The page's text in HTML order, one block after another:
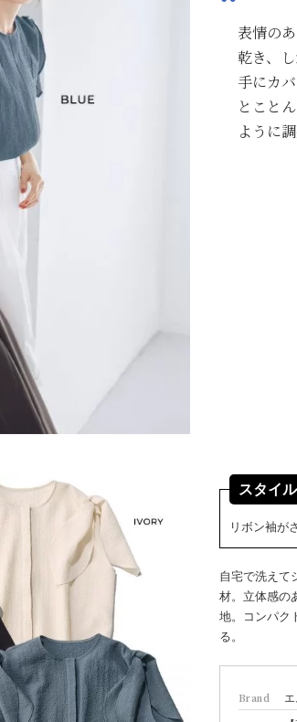
表情の
乾き、
手にカ
とこと
ように
スタイ
リボン袖が
自宅で洗えて
材。立体感の
地。コンパク
る。
Brand